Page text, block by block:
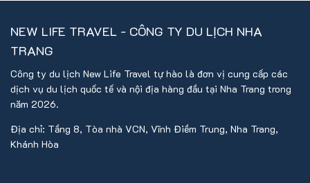
NEW LIFE TRAVEL - CÔNG TY DU LỊCH NHA
TRANG
Công ty du lịch New Life Travel tự hào là đơn vị cung cấp các
dịch vụ du lịch quốc tế và nội địa hàng đầu tại Nha Trang trong
năm 2026.
Địa chỉ: Tầng 8, Tòa nhà VCN, Vĩnh Điềm Trung, Nha Trang,
Khánh Hòa